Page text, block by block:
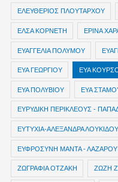
ΕΛΕΥΘΕΡΙΟΣ ΠΛΟΥΤΑΡΧΟΥ
ΕΛΣΑ ΚΟΡΝΕΤΗ ΕΡΙΝΑ
ΕΥΑΓΓΕΛΙΑ ΠΟΛΥΜΟΥ
ΕΥΑ ΓΕΩΡΓΙΟΥ ΕΥΑ
ΕΥΑ ΠΟΛΥΒΙΟΥ ΕΥΑ
ΕΥΡΥΔΙΚΗ ΠΕΡΙΚΛΕΟΥΣ -
ΕΥΤΥΧΙΑ-ΑΛΕΞΑΝΔΡΑ ΛΟΥΚΙΔΟΥ
ΕΥΦΡΟΣΥΝΗ ΜΑΝΤΑ - ΛΑΖΑΡΟΥ
ΖΩΓΡΑΦΙΑ ΟΤΖΑΚΗ ΖΩΖΗ